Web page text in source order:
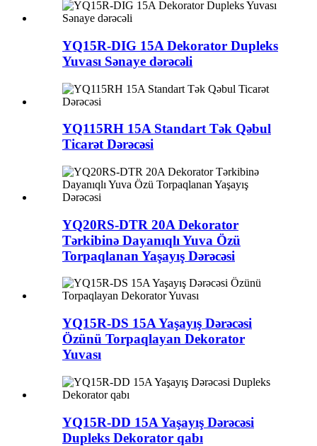
YQ15R-DIG 15A Dekorator Dupleks
Yuvası Sənaye dərəcəli
YQ115RH 15A Standart Tək Qəbul
Ticarət Dərəcəsi
YQ20RS-DTR 20A Dekorator
Tərkibinə Dayanıqlı Yuva Özü
Torpaqlanan Yaşayış Dərəcəsi
YQ15R-DS 15A Yaşayış Dərəcəsi
Özünü Torpaqlayan Dekorator
Yuvası
YQ15R-DD 15A Yaşayış Dərəcəsi
Dupleks Dekorator qabı